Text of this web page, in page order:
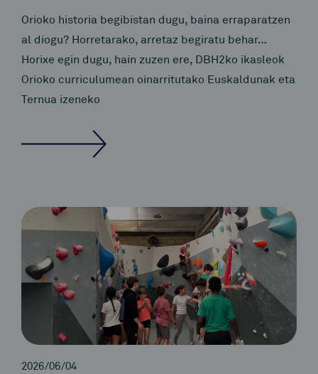
Orioko historia begibistan dugu, baina erraparatzen
al diogu? Horretarako, arretaz begiratu behar…
Horixe egin dugu, hain zuzen ere, DBH2ko ikasleok
Orioko curriculumean oinarritutako Euskaldunak eta
Ternua izeneko
2026/06/04